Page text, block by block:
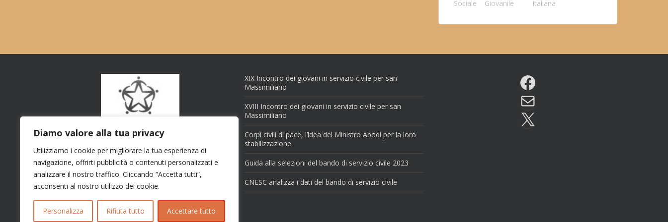
Diamo valore alla tua privacy
Utilizziamo i cookie per migliorare la tua esperienza di
navigazione, offrirti pubblicità o contenuti personalizzati e
analizzare il nostro traffico. Cliccando “Accetta tutti”,
acconsenti al nostro utilizzo dei cookie.
Personalizza Rifiuta tutto Accettare tutto
Sociale
Giovanile
Italiana
XIX Incontro dei giovani in servizio civile per san
Massimiliano
XVIII Incontro dei giovani in servizio civile per san
Massimiliano
Corpi civili di pace, l’idea del Ministro Abodi per la loro
stabilizzazione
Guida alla selezioni del bando di servizio civile 2023
CNESC analizza i dati del bando di servizio civile
Facebook
Email
X